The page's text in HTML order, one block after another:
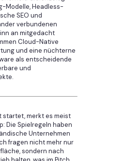
Modelle, Headless-
SEO und
verbundenen
an mitgedacht
Cloud-Native
und eine nüchterne
als entscheidende
und
startet, merkt es meist
Die Spielregeln haben
Unternehmen
fragen nicht mehr nur
sondern nach